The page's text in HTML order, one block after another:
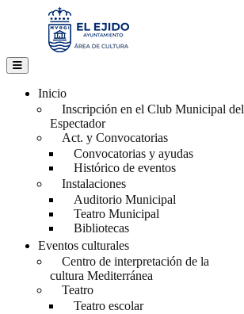
Inicio
Inscripción en el Club Municipal del
Espectador
Act. y Convocatorias
Convocatorias y ayudas
Histórico de eventos
Instalaciones
Auditorio Municipal
Teatro Municipal
Bibliotecas
Eventos culturales
Centro de interpretación de la
cultura Mediterránea
Teatro
Teatro escolar